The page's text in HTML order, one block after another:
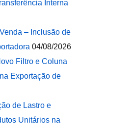
Interna
– Inclusão de
04/08/2026
Filtro e Coluna
Exportação de
de Lastro e
Unitários na